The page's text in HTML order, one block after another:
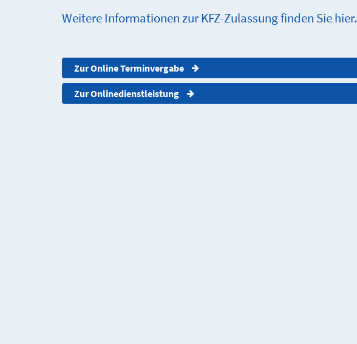
Weitere Informationen zur KFZ-Zulassung finden Sie hier.
Zur Online Terminvergabe
Zur Onlinedienstleistung